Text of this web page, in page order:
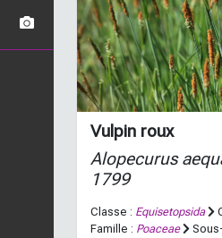
Vulpin roux
Alopecurus
1799
Classe : Equisetopsida
Famille : Poaceae